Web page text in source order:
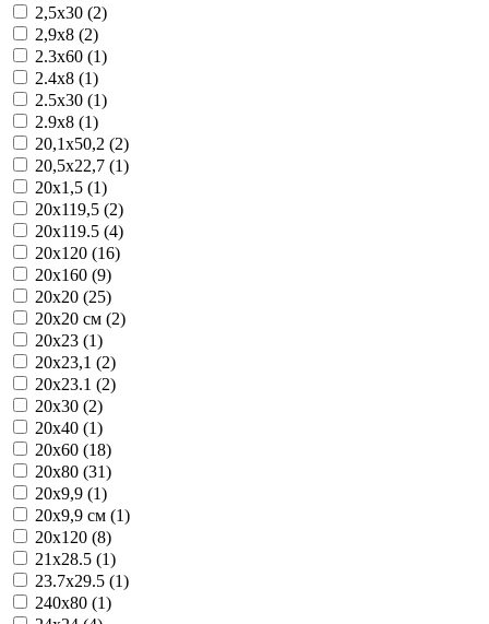
2,5x30 (2)
2,9x8 (2)
2.3x60 (1)
2.4x8 (1)
2.5x30 (1)
2.9x8 (1)
20,1x50,2 (2)
20,5x22,7 (1)
20x1,5 (1)
20x119,5 (2)
20x119.5 (4)
20x120 (16)
20x160 (9)
20x20 (25)
20x20 см (2)
20x23 (1)
20x23,1 (2)
20x23.1 (2)
20x30 (2)
20x40 (1)
20x60 (18)
20x80 (31)
20x9,9 (1)
20x9,9 см (1)
20х120 (8)
21x28.5 (1)
23.7x29.5 (1)
240x80 (1)